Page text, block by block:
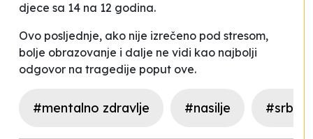
djece sa 14 na 12 godina.
Ovo posljednje, ako nije izrečeno pod stresom,
bolje obrazovanje i dalje ne vidi kao najbolji
odgovor na tragedije poput ove.
#mentalno zdravlje #nasilje #srbija